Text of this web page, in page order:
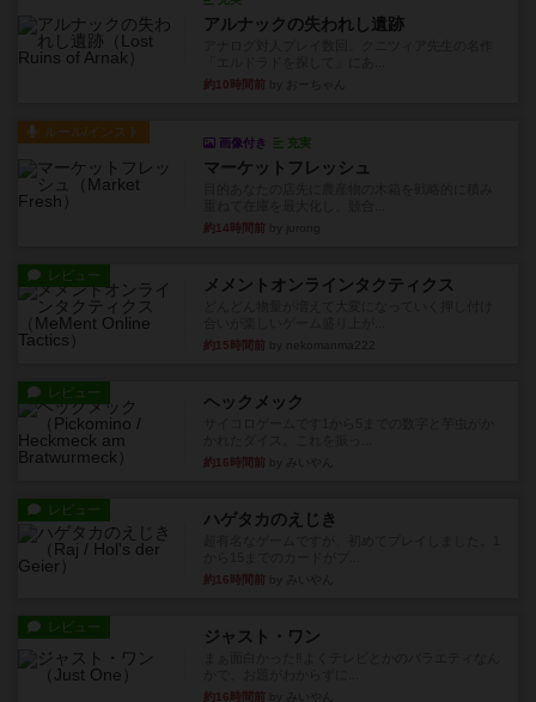
アルナックの失われし遺跡
約10時間前
ルール/インスト
画像付き 充実
マーケットフレッシュ
約14時間前
レビュー メメントオンラインタクティクス
約15時間前
レビュー ヘックメック
約16時間前
レビュー ハゲタカのえじき
約16時間前
レビュー ジャスト・ワン
約16時間前